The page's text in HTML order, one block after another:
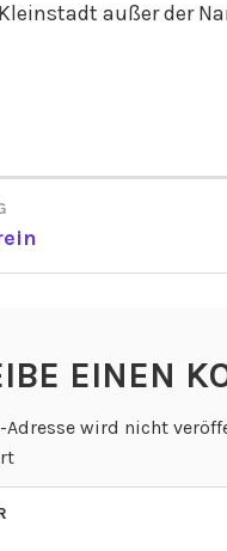
außer der
EINEN
Adresse wird nicht